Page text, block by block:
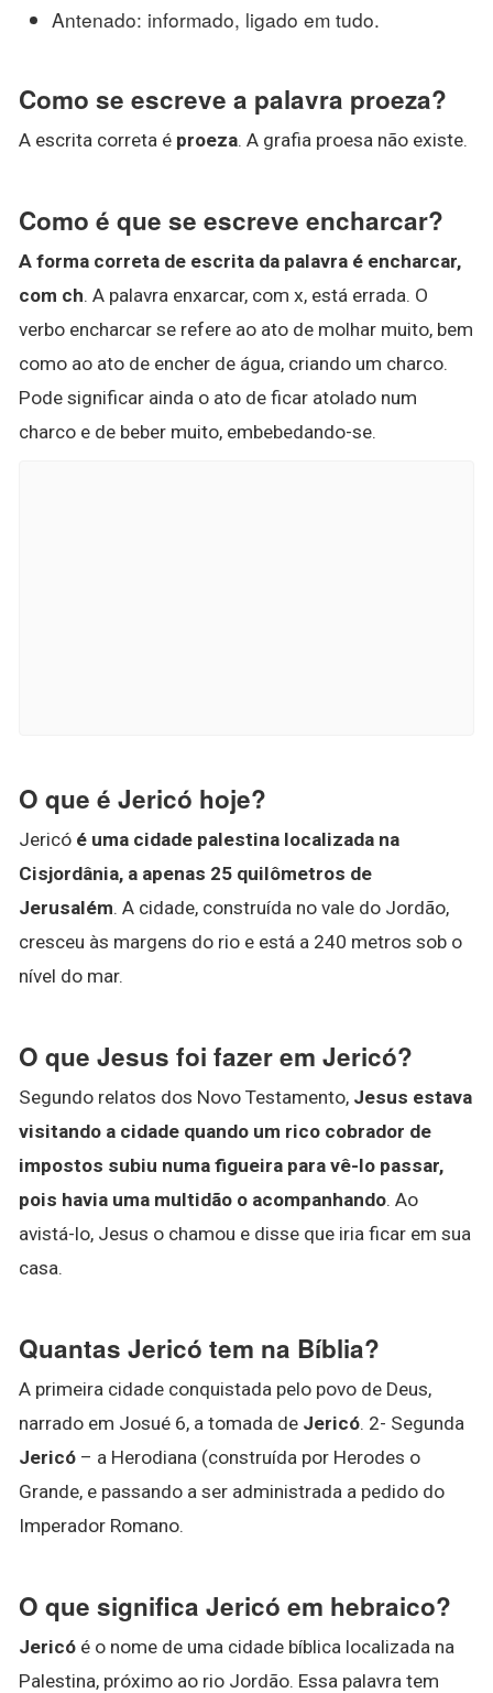
Antenado: informado, ligado em tudo.
Como se escreve a palavra proeza?
A escrita correta é proeza. A grafia proesa não existe.
Como é que se escreve encharcar?
A forma correta de escrita da palavra é encharcar,
com ch. A palavra enxarcar, com x, está errada. O
verbo encharcar se refere ao ato de molhar muito, bem
como ao ato de encher de água, criando um charco.
Pode significar ainda o ato de ficar atolado num
charco e de beber muito, embebedando-se.
O que é Jericó hoje?
Jericó é uma cidade palestina localizada na
Cisjordânia, a apenas 25 quilômetros de
Jerusalém. A cidade, construída no vale do Jordão,
cresceu às margens do rio e está a 240 metros sob o
nível do mar.
O que Jesus foi fazer em Jericó?
Segundo relatos dos Novo Testamento, Jesus estava
visitando a cidade quando um rico cobrador de
impostos subiu numa figueira para vê-lo passar,
pois havia uma multidão o acompanhando. Ao
avistá-lo, Jesus o chamou e disse que iria ficar em sua
casa.
Quantas Jericó tem na Bíblia?
A primeira cidade conquistada pelo povo de Deus,
narrado em Josué 6, a tomada de Jericó. 2- Segunda
Jericó – a Herodiana (construída por Herodes o
Grande, e passando a ser administrada a pedido do
Imperador Romano.
O que significa Jericó em hebraico?
Jericó é o nome de uma cidade bíblica localizada na
Palestina, próximo ao rio Jordão. Essa palavra tem